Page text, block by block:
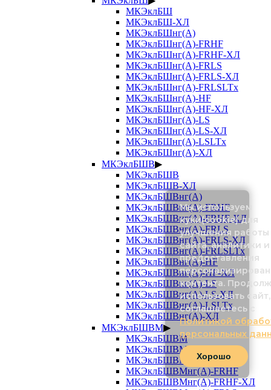
МКЭклБШ
МКЭклБШ-ХЛ
МКЭклБШнг(А)
МКЭклБШнг(А)-FRHF
МКЭклБШнг(А)-FRHF-ХЛ
МКЭклБШнг(А)-FRLS
МКЭклБШнг(А)-FRLS-ХЛ
МКЭклБШнг(А)-FRLSLTx
МКЭклБШнг(А)-HF
МКЭклБШнг(А)-HF-ХЛ
МКЭклБШнг(А)-LS
МКЭклБШнг(А)-LS-ХЛ
МКЭклБШнг(А)-LSLTx
МКЭклБШнг(А)-ХЛ
МКЭклБШВ▶
МКЭклБШВ
МКЭклБШВ-ХЛ
МКЭклБШВнг(А)
МКЭклБШВнг(А)-FRHF
МКЭклБШВнг(А)-FRHF-ХЛ
МКЭклБШВнг(А)-FRLS
МКЭклБШВнг(А)-FRLS-ХЛ
МКЭклБШВнг(А)-FRLSLTx
МКЭклБШВнг(А)-HF
МКЭклБШВнг(А)-HF-ХЛ
МКЭклБШВнг(А)-LS
МКЭклБШВнг(А)-LS-ХЛ
МКЭклБШВнг(А)-LSLTx
МКЭклБШВнг(А)-ХЛ
МКЭклБШВМ▶
МКЭклБШВМ
МКЭклБШВМ-ХЛ
МКЭклБШВМнг(А)
МКЭклБШВМнг(А)-FRHF
МКЭклБШВМнг(А)-FRHF-ХЛ
Мы используем
куки(cookie) для
улучшения работы
сайта, аналитики и
предоставления
контента.
использовать
соглашаетесь с
Политикой
персональных
Хорошо